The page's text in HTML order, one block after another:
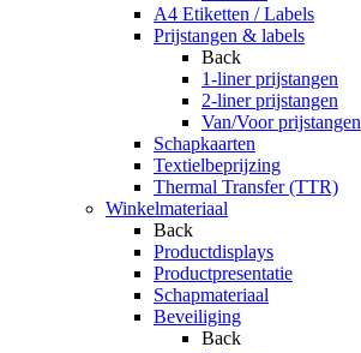
A4 Etiketten / Labels
Prijstangen & labels
Back
1-liner prijstangen
2-liner prijstangen
Van/Voor prijstangen
Schapkaarten
Textielbeprijzing
Thermal Transfer (TTR)
Winkelmateriaal
Back
Productdisplays
Productpresentatie
Schapmateriaal
Beveiliging
Back